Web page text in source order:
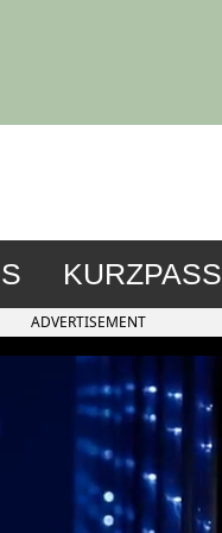
KURZPASS
ADVERTISEMENT